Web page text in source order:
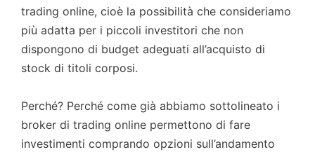
trading online, cioè la possibilità che consideriamo
più adatta per i piccoli investitori che non
dispongono di budget adeguati all’acquisto di
stock di titoli corposi.
Perché? Perché come già abbiamo sottolineato i
broker di trading online permettono di fare
investimenti comprando opzioni sull’andamento